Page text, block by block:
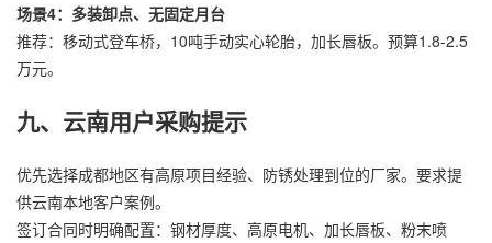
场景4：多装卸点、无固定月台
推荐：移动式登车桥，10吨手动实心轮胎，加长唇板。预算1.8-2.5
万元。
九、云南用户采购提示
优先选择成都地区有高原项目经验、防锈处理到位的厂家。要求提
供云南本地客户案例。
签订合同时明确配置：钢材厚度、高原电机、加长唇板、粉末喷